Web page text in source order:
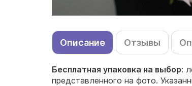
Описание Отзывы
Бесплатная упаковка на выбор:
представленного на фото.